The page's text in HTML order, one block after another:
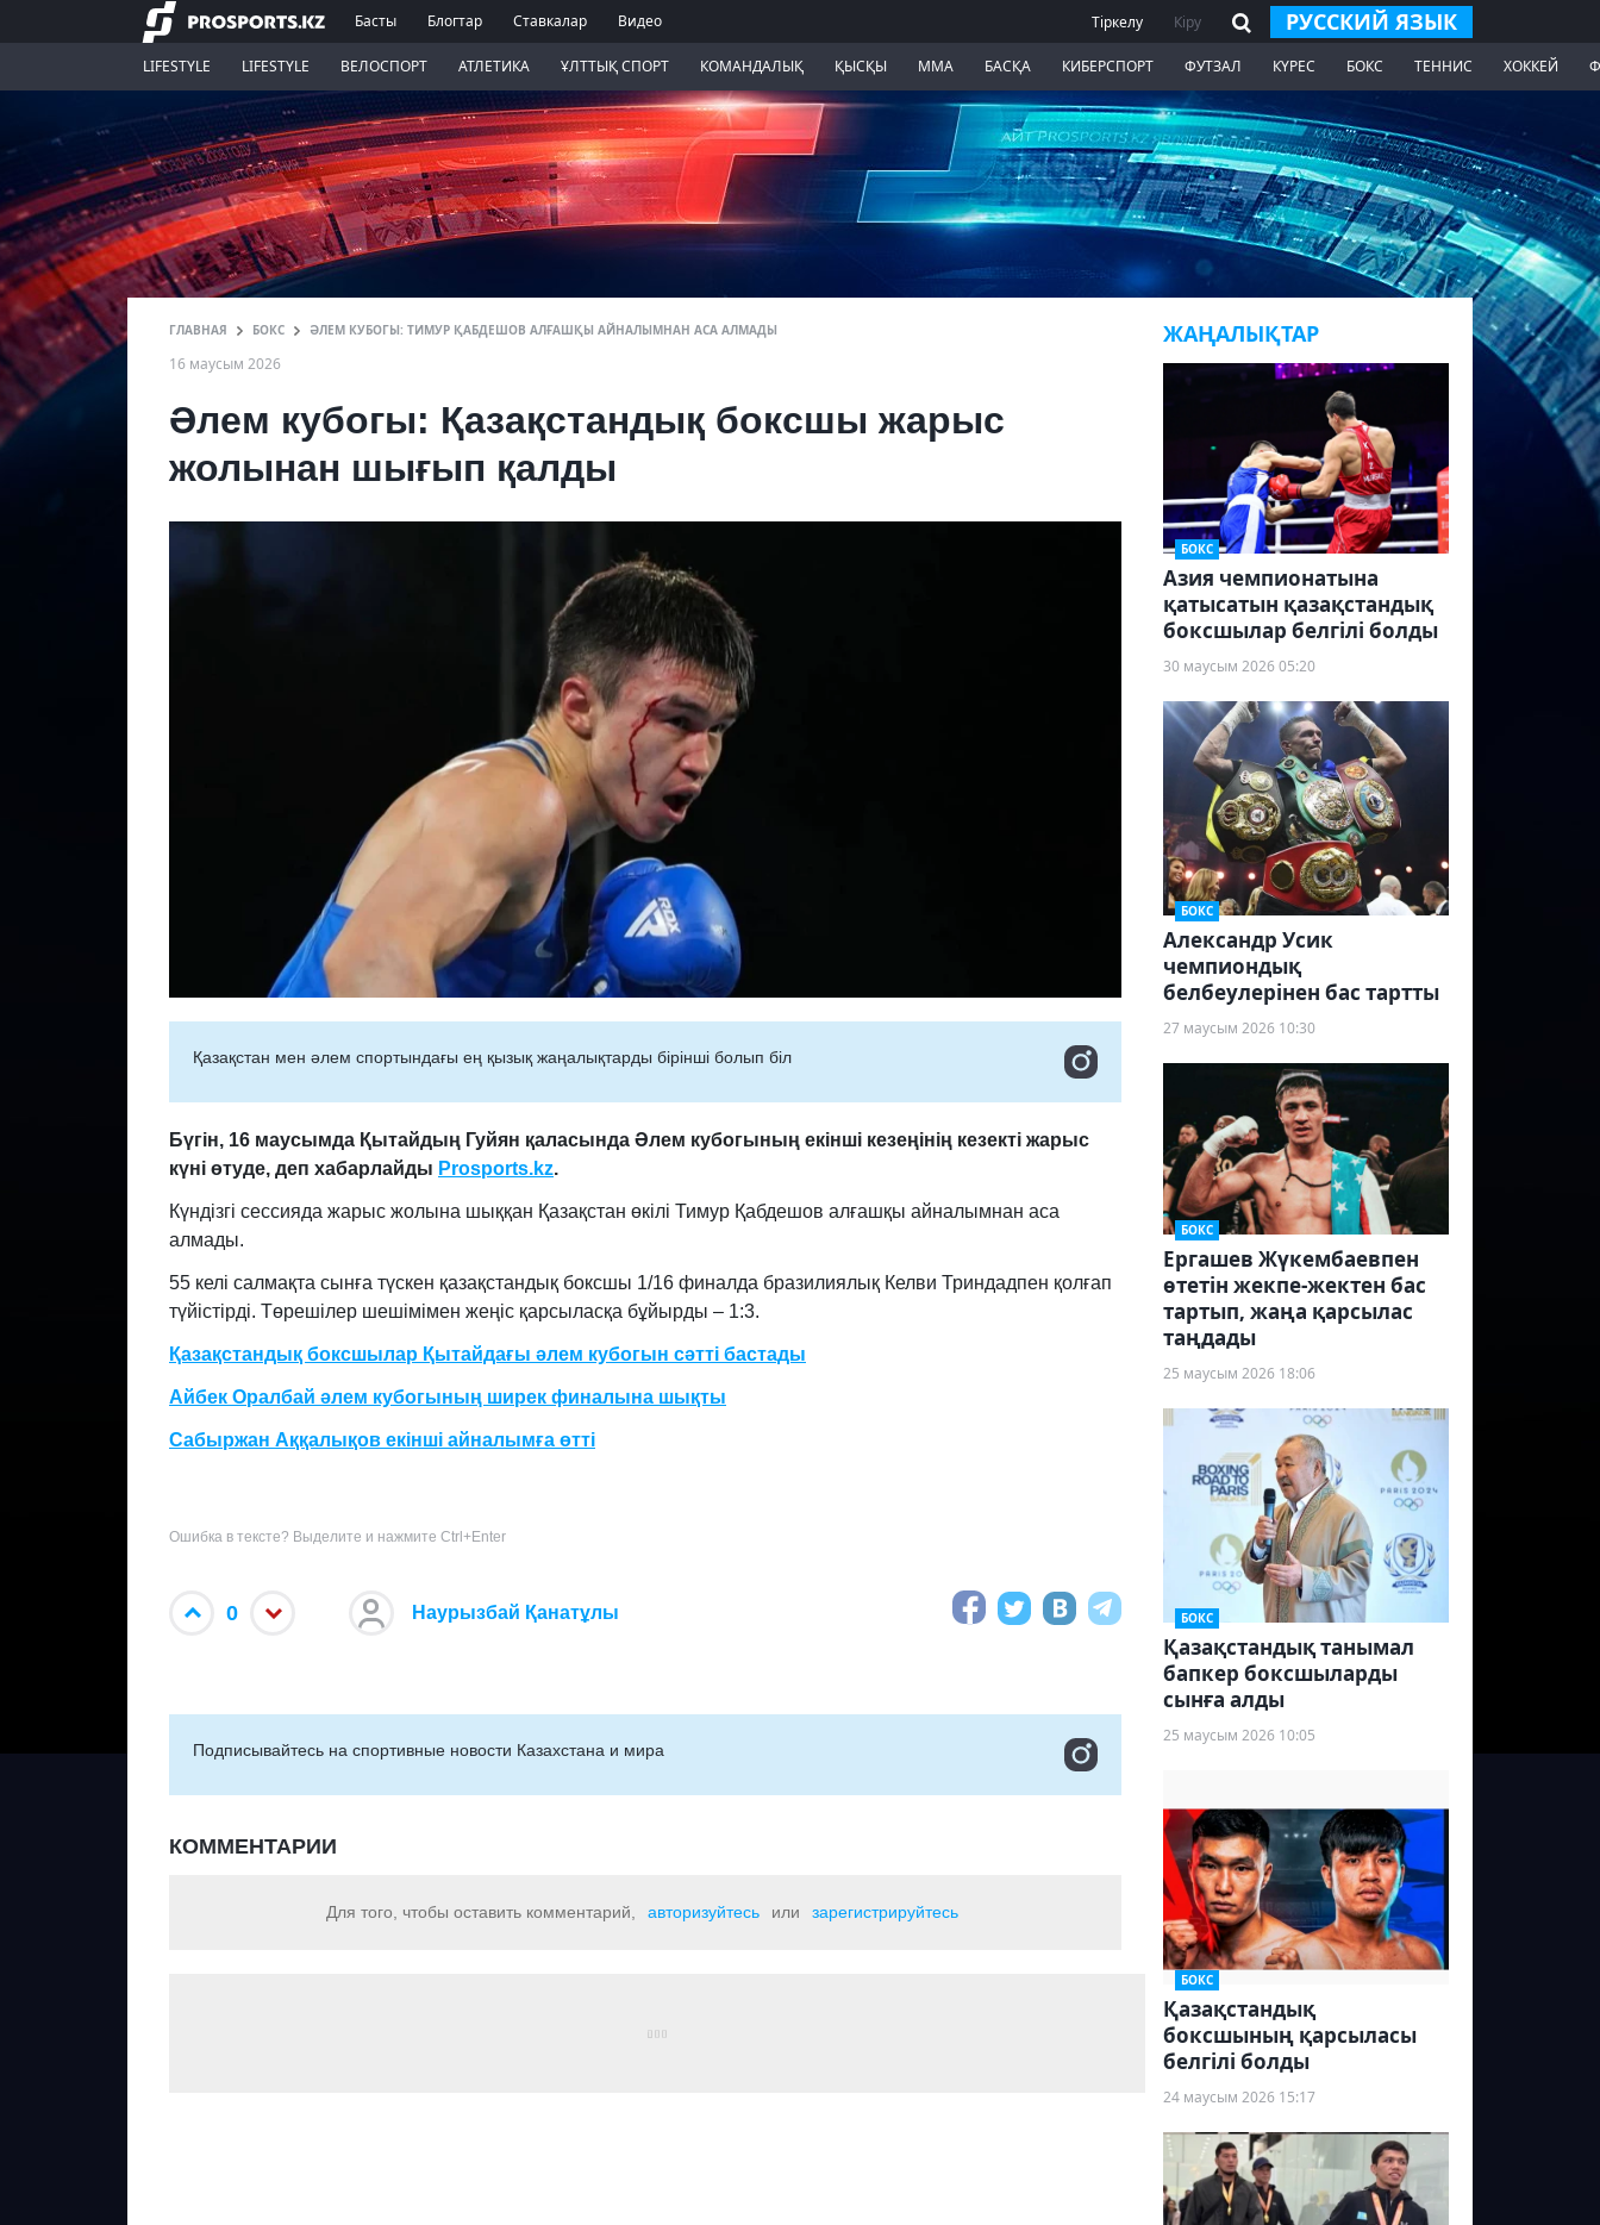
Басты Блогтар Ставкалар Видео Тіркелу Кіру РУССКИЙ ЯЗЫК
LIFESTYLE LIFESTYLE ВЕЛОСПОРТ АТЛЕТИКА ҰЛТТЫҚ СПОРТ КОМАНДАЛЫҚ ҚЫСҚЫ ММА БАСҚА КИБЕРСПОРТ ФУТЗАЛ КҮРЕС БОКС ТЕННИС ХОККЕЙ
ГЛАВНАЯ БОКС ӘЛЕМ КУБОГЫ: ТИМУР ҚАБДЕШОВ АЛҒАШҚЫ АЙНАЛЫМНАН АСА АЛМАДЫ
16 маусым 2026
Әлем кубогы: Қазақстандық боксшы жарыс
жолынан шығып қалды
Қазақстан мен әлем спортындағы ең қызық жаңалықтарды бірінші болып біл
Бүгін, 16 маусымда Қытайдың Гуйян қаласында Әлем кубогының екінші кезеңінің кезекті жарыс
күні өтуде, деп хабарлайды Prosports.kz.
Күндізгі сессияда жарыс жолына шыққан Қазақстан өкілі Тимур Қабдешов алғашқы айналымнан аса
алмады.
55 келі салмақта сынға түскен қазақстандық боксшы 1/16 финалда бразилиялық Келви Триндадпен қолғап
түйістірді. Төрешілер шешімімен жеңіс қарсыласқа бұйырды – 1:3.
Қазақстандық боксшылар Қытайдағы әлем кубогын сәтті бастады
Айбек Оралбай әлем кубогының ширек финалына шықты
Сабыржан Аққалықов екінші айналымға өтті
Ошибка в тексте? Выделите и нажмите Ctrl+Enter
0 Наурызбай Қанатұлы
Подписывайтесь на cпортивные новости Казахстана и мира
КОММЕНТАРИИ
Для того, чтобы оставить комментарий, авторизуйтесь или зарегистрируйтесь
ЖАҢАЛЫҚТАР
БОКС
Азия чемпионатына
қатысатын қазақстандық
боксшылар белгілі болды
30 маусым 2026 05:20
БОКС
Александр Усик
чемпиондық
белбеулерінен бас тартты
27 маусым 2026 10:30
БОКС
Ергашев Жүкембаевпен
өтетін жекпе-жектен бас
тартып, жаңа қарсылас
таңдады
25 маусым 2026 18:06
БОКС
Қазақстандық танымал
бапкер боксшыларды
сынға алды
25 маусым 2026 10:05
БОКС
Қазақстандық
боксшының қарсыласы
белгілі болды
24 маусым 2026 15:17